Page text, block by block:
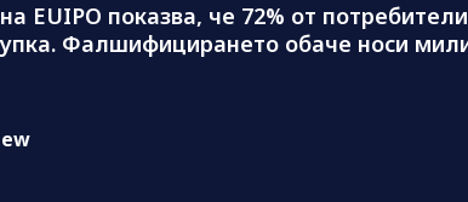
EUIPO показва, че 72% от
Фалшифицирането обаче носи